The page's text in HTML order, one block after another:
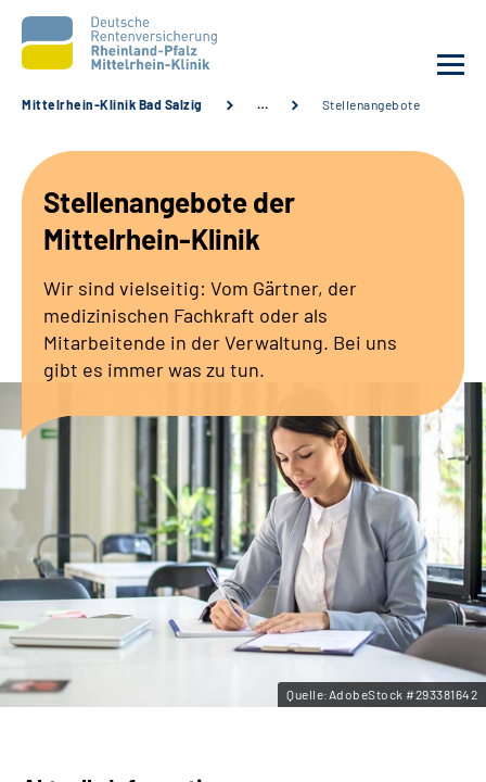
Unsere Angebote
Karriere
Zuweisende &
Leichte Sprache
Gebärdensprache
Mittelrhein-Klinik Bad Salzig … Stellenangebote
Stellenangebote der
Mittelrhein-Klinik
Wir sind vielseitig: Vom Gärtner, der
medizinischen Fachkraft oder als
Mitarbeitende in der Verwaltung. Bei uns
gibt es immer was zu tun.
Quelle:AdobeStock #293381642